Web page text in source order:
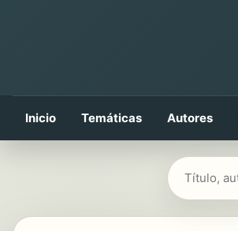
Inicio Temáticas Autores
Buscar libros